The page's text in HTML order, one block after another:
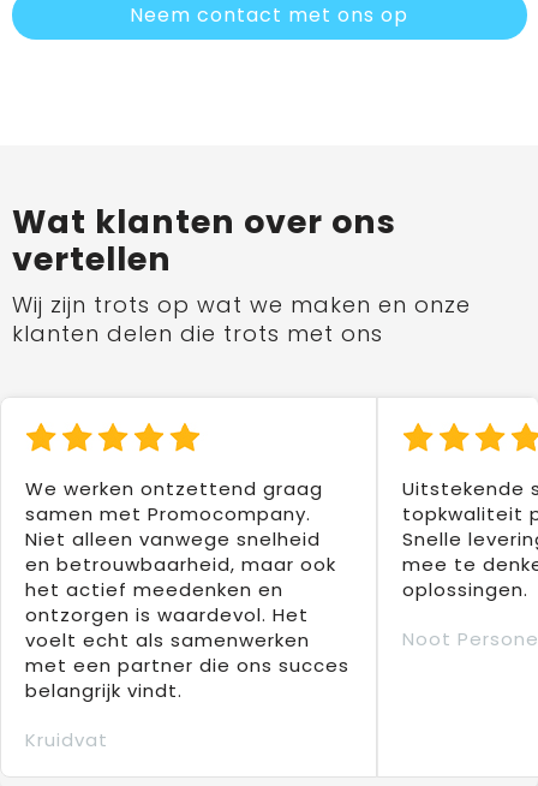
Neem contact met ons op
Wat klanten over ons
vertellen
Wij zijn trots op wat we maken en onze
klanten delen die trots met ons
We werken ontzettend graag
samen met Promocompany.
Niet alleen vanwege snelheid
en betrouwbaarheid, maar ook
het actief meedenken en
ontzorgen is waardevol. Het
voelt echt als samenwerken
met een partner die ons succes
belangrijk vindt.
Kruidvat
Uitstekende
topkwaliteit
Snelle
mee te
oplossingen.
Noot